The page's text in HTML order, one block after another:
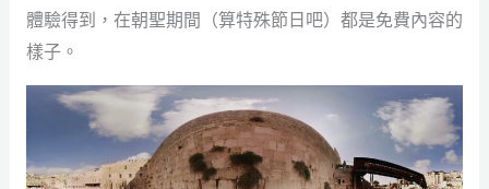
體驗得到，在朝聖期間（算特殊節日吧）都是免費內容的
樣子。